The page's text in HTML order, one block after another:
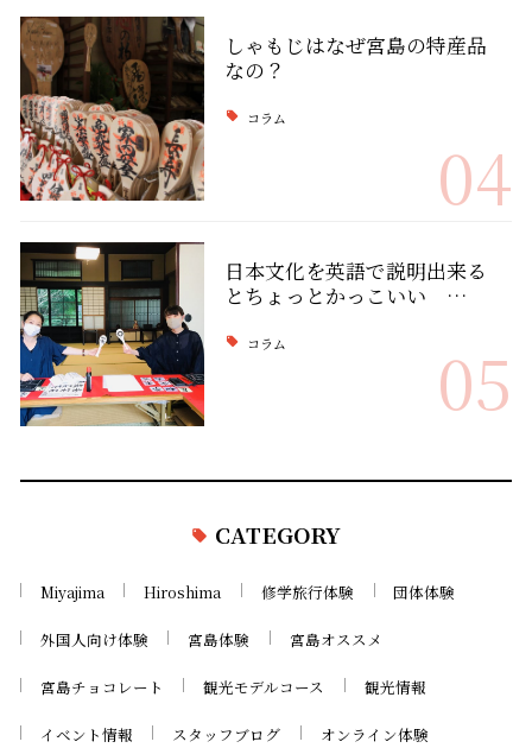
しゃもじはなぜ宮島の特産品
なの？
コラム
04
日本文化を英語で説明出来る
とちょっとかっこいい …
コラム 05
CATEGORY
Miyajima Hiroshima 修学旅行体験 団体体験
外国人向け体験 宮島体験 宮島オススメ
宮島チョコレート 観光モデルコース 観光情報
イベント情報 スタッフブログ オンライン体験